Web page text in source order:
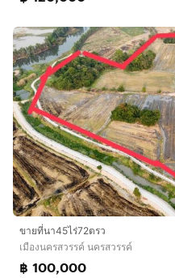
ขายที่นา45ไร่72ตรว
เมืองนครสวรรค์ นครสวรรค์
฿ 100,000